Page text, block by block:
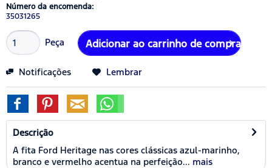
Número da encomenda:
35031265
Peça Adicionar ao carrinho de compras
Notificações Lembrar
Descrição
A fita Ford Heritage nas cores clássicas azul-marinho,
branco e vermelho acentua na perfeição... mais